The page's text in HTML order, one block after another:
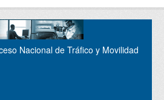
Nacional de Tráfico y Movilidad